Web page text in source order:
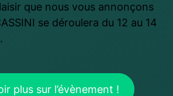
que nous vous annonçons
se déroulera du 12 au 14
plus sur l’évènement !